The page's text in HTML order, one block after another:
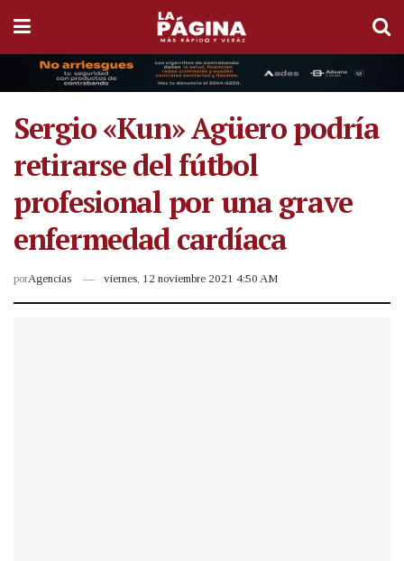
Sergio «Kun» Agüero podría
retirarse del fútbol
profesional por una grave
enfermedad cardíaca
porAgencias viernes, 12 noviembre 2021 4:50 AM